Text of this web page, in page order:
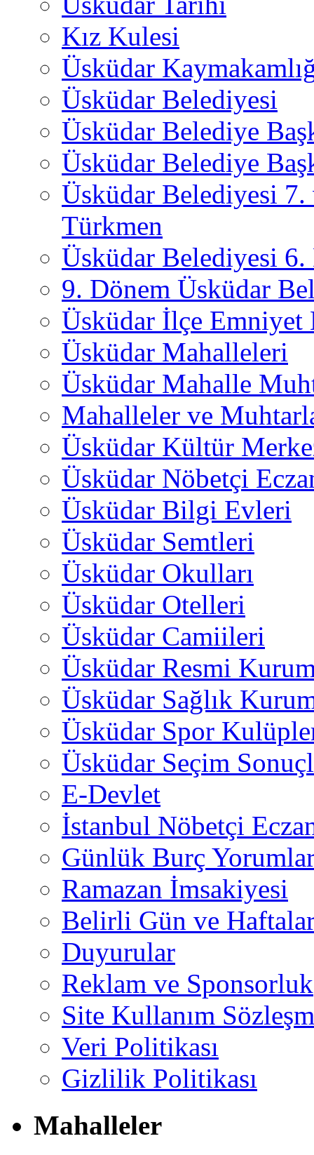
Kız Kulesi
Üsküdar
Üsküdar Belediyesi
Üsküdar Belediye
Üsküdar Belediye
Üsküdar Belediyesi
Türkmen
Üsküdar Belediyesi 6.
9. Dönem Üsküdar
Üsküdar İlçe
Üsküdar Mahalleleri
Üsküdar Mahalle
Mahalleler ve
Üsküdar Kültür
Üsküdar Nöbetçi
Üsküdar Bilgi Evleri
Üsküdar Semtleri
Üsküdar Okulları
Üsküdar Otelleri
Üsküdar Camiileri
Üsküdar Resmi
Üsküdar Sağlık
Üsküdar Spor
Üsküdar Seçim
E-Devlet
İstanbul Nöbetçi
Günlük Burç
Ramazan İmsakiyesi
Belirli Gün ve
Duyurular
Reklam ve Sponsorluk
Site Kullanım
Veri Politikası
Gizlilik Politikası
Mahalleler